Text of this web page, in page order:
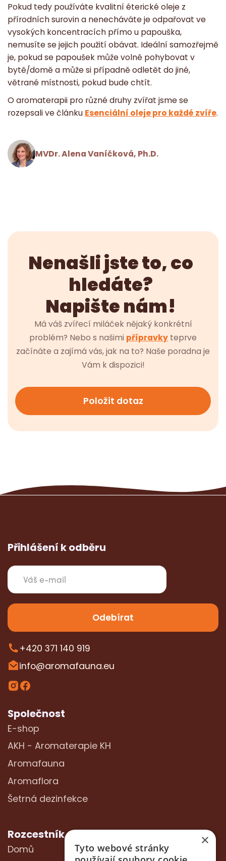
Pokud tedy používáte kvalitní éterické oleje z
přírodních surovin a nenecháváte je odpařovat ve
vysokých koncentracích přímo u papouška,
nemusíte se jejich použití obávat. Ideální samozřejmě
je, pokud se papoušek může volně pohybovat v
bytě/domě a může si případně odletět do jiné,
větrané místnosti, pokud bude chtít.
O aromaterapii pro různé druhy zvířat jsme se
rozepsali ve článku Esenciální oleje pro každé zvíře.
MVDr. Alena Vaníčková, Ph.D.
Nenašli jste to, co
hledáte?
Napište nám!
Má váš zvířecí miláček nějaký konkrétní
problém? Nebo s našimi přípravky teprve
začínáte a zajímá vás, jak na to? Naše poradna je
Vám k dispozici!
Položit dotaz
Společnost
E-shop
AKH - Aromaterapie KH
Aromafauna
Aromaflora
Šetrná dezinfekce
Rozcestník
Domů
Přihlášení k odběru
+420 371 140 919
info@aromafauna.eu
×
Tyto webové stránky